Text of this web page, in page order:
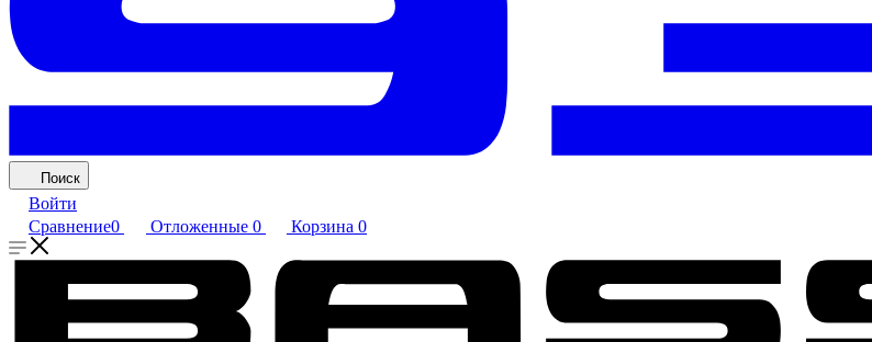
Поиск
Войти
Сравнение0 Отложенные 0 Корзина 0